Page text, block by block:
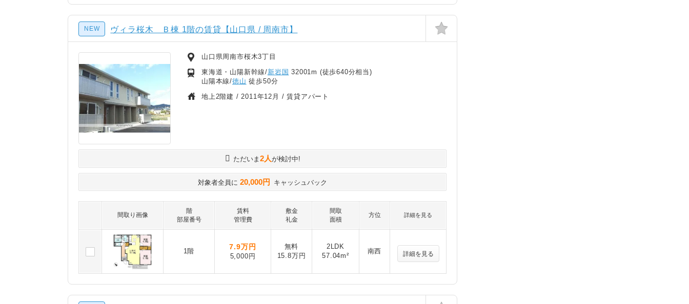
NEW ヴィラ桜木 Ｂ棟 1階の賃貸【山口県 / 周南市】
山口県周南市桜木3丁目
東海道・山陽新幹線/新岩国 32001m (徒歩640分相当)
山陽本線/徳山 徒歩50分
地上2階建 /2011年12月 / 賃貸アパート
ただいま 2人が検討中!
対象者全員に 20,000円 キャッシュバック
間取り画像
階
部屋番号
賃料
管理費
敷金
礼金
間取
面積
方位 詳細を見る
1階
7.9万円
5,000円
無料
15.8万円
2LDK
57.04m²
南西 詳細を見る